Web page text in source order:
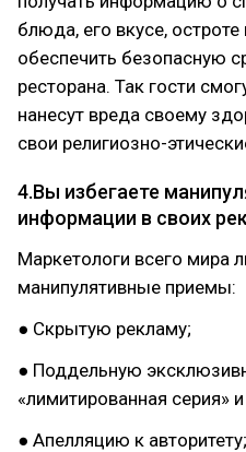
блюда, его вкусе,
обеспечить безопасную
ресторана. Так гости
нанесут вреда своему
свои религиозно-
4.Вы избегаете
информации в своих
Маркетологи всего мира
манипулятивные приемы:
● Скрытую рекламу;
● Поддельную
«лимитированная серия» и
● Апелляцию к авторитету;